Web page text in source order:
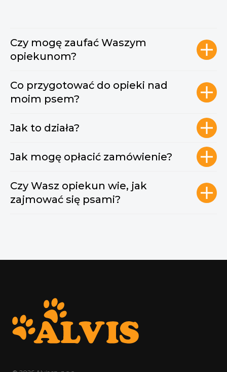
Czy mogę zaufać Waszym
opiekunom?
Co przygotować do opieki nad
moim psem?
Jak to działa?
Jak mogę opłacić zamówienie?
Czy Wasz opiekun wie, jak
zajmować się psami?